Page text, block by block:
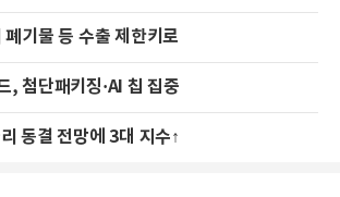
기물 등 수출 제한키로
, 첨단패키징·AI 칩 집중
동결 전망에 3대 지수↑